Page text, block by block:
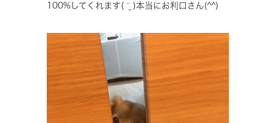
100%してくれます( ¨̮ )本当にお利口さん(^^)